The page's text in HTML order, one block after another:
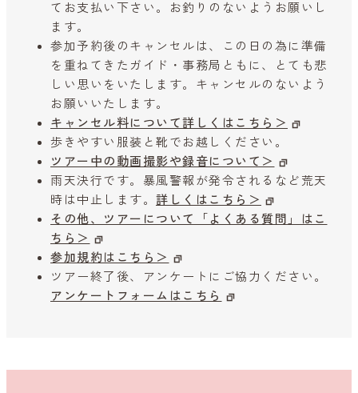
てお支払い下さい。お釣りのないようお願いし
ます。
参加予約後のキャンセルは、この日の為に準備
を重ねてきたガイド・事務局ともに、とても悲
しい思いをいたします。キャンセルのないよう
お願いいたします。
キャンセル料について詳しくはこちら＞
歩きやすい服装と靴でお越しください。
ツアー中の動画撮影や録音について＞
雨天決行です。暴風警報が発令されるなど荒天
時は中止します。 詳しくはこちら＞
その他、ツアーについて「よくある質問」はこ
ちら＞
参加規約はこちら＞
ツアー終了後、アンケートにご協力ください。
アンケートフォームはこちら